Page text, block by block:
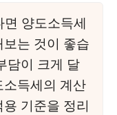
양도소득세
는 것이 좋습
담이 크게 달
득세의 계산
기준을 정리